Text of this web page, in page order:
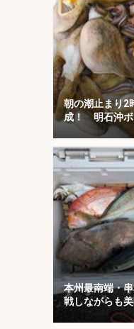
朝の潮止まり2
成！ 明石沖ボ
本州最南端・
戦しながらも